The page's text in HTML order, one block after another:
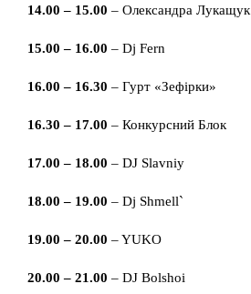
14.00 – 15.00 – Олександра
15.00 – 16.00 – Dj Fern
16.00 – 16.30 – Гурт «Зефірки»
16.30 – 17.00 – Конкурсний Блок
17.00 – 18.00 – DJ Slavniy
18.00 – 19.00 – Dj Shmell`
19.00 – 20.00 – YUKO
20.00 – 21.00 – DJ Bolshoi